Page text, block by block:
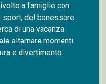
a famiglie con
sport, del benessere
di una vacanza
alternare momenti
e divertimento.